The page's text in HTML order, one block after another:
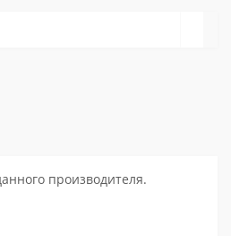
производителя.